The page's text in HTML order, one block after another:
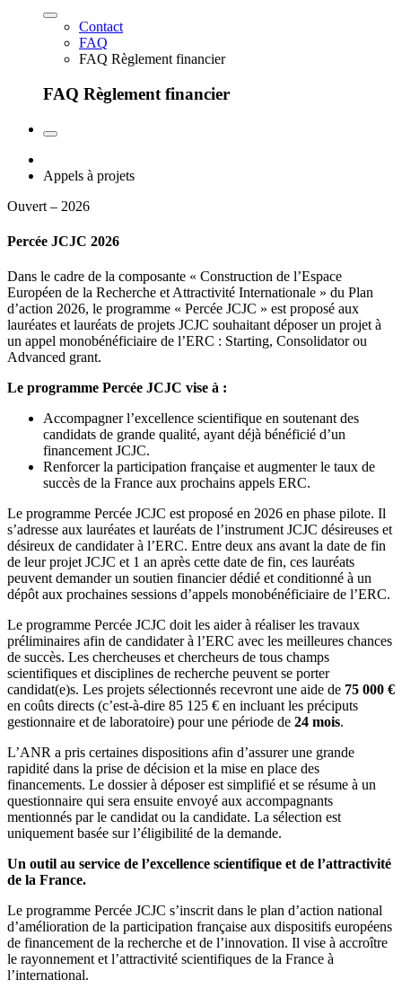
Contact
FAQ
FAQ Règlement financier
FAQ Règlement financier
Appels à projets
Ouvert – 2026
Percée JCJC 2026
Dans le cadre de la composante « Construction de l’Espace
Européen de la Recherche et Attractivité Internationale » du Plan
d’action 2026, le programme « Percée JCJC » est proposé aux
lauréates et lauréats de projets JCJC souhaitant déposer un projet à
un appel monobénéficiaire de l’ERC : Starting, Consolidator ou
Advanced grant.
Le programme Percée JCJC vise à :
Accompagner l’excellence scientifique en soutenant des
candidats de grande qualité, ayant déjà bénéficié d’un
financement JCJC.
Renforcer la participation française et augmenter le taux de
succès de la France aux prochains appels ERC.
Le programme Percée JCJC est proposé en 2026 en phase pilote. Il
s’adresse aux lauréates et lauréats de l’instrument JCJC désireuses et
désireux de candidater à l’ERC. Entre deux ans avant la date de fin
de leur projet JCJC et 1 an après cette date de fin, ces lauréats
peuvent demander un soutien financier dédié et conditionné à un
dépôt aux prochaines sessions d’appels monobénéficiaire de l’ERC.
Le programme Percée JCJC doit les aider à réaliser les travaux
préliminaires afin de candidater à l’ERC avec les meilleures chances
de succès. Les chercheuses et chercheurs de tous champs
scientifiques et disciplines de recherche peuvent se porter
candidat(e)s. Les projets sélectionnés recevront une aide de 75 000 €
en coûts directs (c’est-à-dire 85 125 € en incluant les préciputs
gestionnaire et de laboratoire) pour une période de 24 mois.
L’ANR a pris certaines dispositions afin d’assurer une grande
rapidité dans la prise de décision et la mise en place des
financements. Le dossier à déposer est simplifié et se résume à un
questionnaire qui sera ensuite envoyé aux accompagnants
mentionnés par le candidat ou la candidate. La sélection est
uniquement basée sur l’éligibilité de la demande.
Un outil au service de l’excellence scientifique et de l’attractivité
de la France.
Le programme Percée JCJC s’inscrit dans le plan d’action national
d’amélioration de la participation française aux dispositifs européens
de financement de la recherche et de l’innovation. Il vise à accroître
le rayonnement et l’attractivité scientifiques de la France à
l’international.